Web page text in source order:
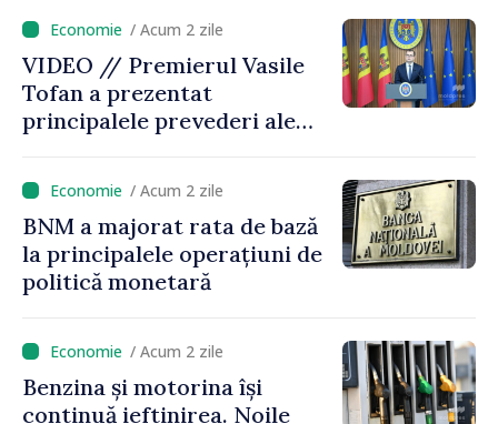
este estimată în scădere
/ Acum 2 zile
VIDEO // Premierul Vasile
Tofan a prezentat
principalele prevederi ale
2027
/ Acum 2 zile
BNM a majorat rata de bază
la principalele operațiuni de
politică monetară
/ Acum 2 zile
Benzina și motorina își
continuă ieftinirea. Noile